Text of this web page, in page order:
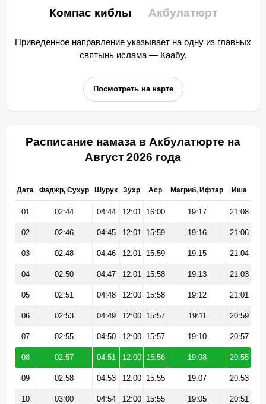
Компас киблы Акбулатюрт
Приведенное направление указывает на одну из главных
святынь ислама — Каабу.
Посмотреть на карте
Расписание намаза в Акбулатюрте на
Август 2026 года
Дата Фаджр, Сухур Шурук Зухр Аср Магриб, Ифтар Иша
01 02:44 04:44 12:01 16:00 19:17 21:08
02 02:46 04:45 12:01 15:59 19:16 21:06
03 02:48 04:46 12:01 15:59 19:15 21:04
04 02:50 04:47 12:01 15:58 19:13 21:03
05 02:51 04:48 12:00 15:58 19:12 21:01
06 02:53 04:49 12:00 15:57 19:11 20:59
07 02:55 04:50 12:00 15:57 19:10 20:57
08 02:57 04:51 12:00 15:56 19:08 20:55
09 02:58 04:53 12:00 15:55 19:07 20:53
10 03:00 04:54 12:00 15:55 19:05 20:51